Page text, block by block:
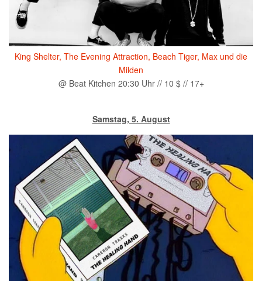
King Shelter, The Evening Attraction, Beach Tiger, Max und die
Milden
@ Beat Kitchen 20:30 Uhr // 10 $ // 17+
Samstag, 5. August